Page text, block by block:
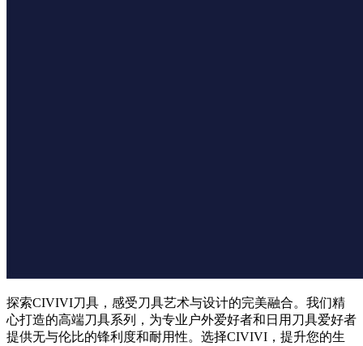
探索CIVIVI刀具，感受刀具艺术与设计的完美融合。我们精
心打造的高端刀具系列，为专业户外爱好者和日用刀具爱好者
提供无与伦比的锋利度和耐用性。选择CIVIVI，提升您的生